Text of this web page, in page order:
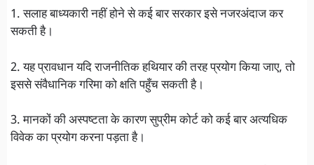
1. सलाह बाध्यकारी नहीं होने से कई बार सरकार इसे नजरअंदाज कर
सकती है।
2. यह प्रावधान यदि राजनीतिक हथियार की तरह प्रयोग किया जाए, तो
इससे संवैधानिक गरिमा को क्षति पहुँच सकती है।
3. मानकों की अस्पष्टता के कारण सुप्रीम कोर्ट को कई बार अत्यधिक
विवेक का प्रयोग करना पड़ता है।